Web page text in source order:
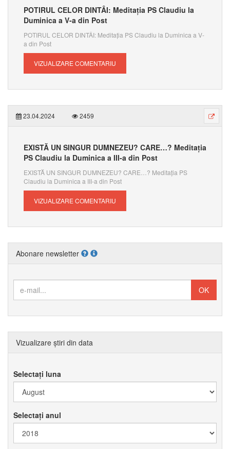
POTIRUL CELOR DINTÂI: Meditația PS Claudiu la
Duminica a V-a din Post
POTIRUL CELOR DINTÂI: Meditația PS Claudiu la Duminica a V-
a din Post
VIZUALIZARE COMENTARIU
23.04.2024 2459
EXISTĂ UN SINGUR DUMNEZEU? CARE…? Meditația
PS Claudiu la Duminica a III-a din Post
EXISTĂ UN SINGUR DUMNEZEU? CARE…? Meditația PS
Claudiu la Duminica a III-a din Post
VIZUALIZARE COMENTARIU
Abonare newsletter
Vizualizare știri din data
Selectați luna
Selectați anul